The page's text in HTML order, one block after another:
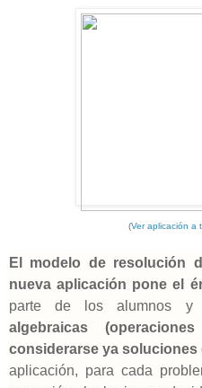
(Ver aplicación a
El modelo de resolución
nueva aplicación pone el
parte de los alumnos y
algebraicas
considerarse ya soluciones
aplicación, para cada